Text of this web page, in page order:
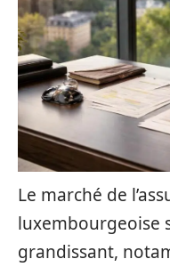
Le marché de
luxembourgeoise
grandissant,